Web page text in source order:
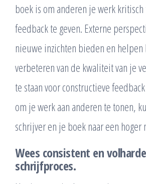
boek is om anderen je werk
feedback te geven. Externe
nieuwe inzichten bieden en
verbeteren van de kwaliteit van je
te staan voor constructieve
om je werk aan anderen te tonen,
schrijver en je boek naar een
Wees consistent en
schrijfproces.